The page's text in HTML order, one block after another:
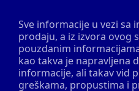
Sve informacije u vezi sa
prodaju, a iz izvora ovog
pouzdanim
kao takva je napravljena
informacije, ali takav vid
greškama, propustima i